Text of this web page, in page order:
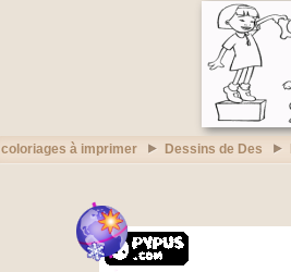
coloriages à imprimer Dessins de Des